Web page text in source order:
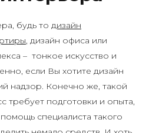
будь то дизайн
, дизайн офиса или
– тонкое искусство и
если Вы хотите дизайн
надзор. Конечно же, такой
требует подготовки и опыта,
специалиста такого